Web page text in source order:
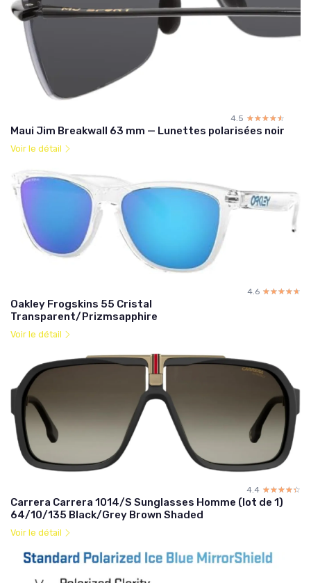
4.5 ☆☆☆☆☆
★★★★★
Maui Jim Breakwall 63 mm — Lunettes polarisées noir
Voir le détail
4.6 ☆☆☆☆☆
★★★★★
Oakley Frogskins 55 Cristal
Transparent/Prizmsapphire
Voir le détail
4.4 ☆☆☆☆☆
★★★★★
Carrera Carrera 1014/S Sunglasses Homme (lot de 1)
64/10/135 Black/Grey Brown Shaded
Voir le détail